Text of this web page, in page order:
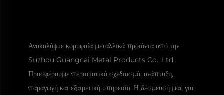
Ανακαλύψτε κορυφαία μεταλλικά προϊόντα από την
Suzhou Guangcai Metal Products Co., Ltd.
Προσφέρουμε περιστατικό σχεδιασμό, ανάπτυξη,
παραγωγή και εξαιρετική υπηρεσία. Η δέσμευσή μας για